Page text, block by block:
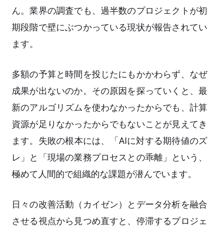
ん。業界の調査でも、過半数のプロジェクトが初
期段階で壁にぶつかっている現状が報告されてい
ます。
多額の予算と時間を投じたにもかかわらず、なぜ
成果が出ないのか。その原因を探っていくと、最
新のアルゴリズムを使わなかったからでも、計算
資源が足りなかったからでもないことが見えてき
ます。失敗の根本には、「AIに対する期待値のズ
レ」と「現場の業務プロセスとの乖離」という、
極めて人間的で組織的な課題が潜んでいます。
日々の改善活動（カイゼン）とデータ分析を融合
させる視点から見つめ直すと、停滞するプロジェ